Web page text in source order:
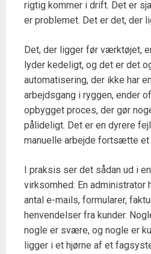
rigtig kommer i drift. Det er
er problemet. Det er det, der
Det, der ligger før værktøjet,
lyder kedeligt, og det er det
automatisering, der ikke har
arbejdsgang i ryggen, ender
opbygget proces, der gør
pålideligt. Det er en dyrere
manuelle arbejde fortsætte et
I praksis ser det sådan ud i
virksomhed: En administrator
antal e-mails, formularer,
henvendelser fra kunder.
nogle er svære, og nogle er
ligger i et hjørne af et